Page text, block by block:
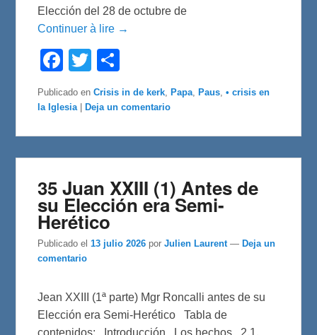
Elección del 28 de octubre de
Continuer à lire →
F
e
b
o
k
T
t
e
p
a
r
i
Publicado en Crisis in de kerk Papa Paus ,• crisis en
la Iglesia
Deja un comentario
35 Juan XXIII (1) Antes de
su Elección era Semi-
Herético
Publicado el 13 julio 2026 porJulien Laurent —Deja un
comentario
Jean XXIII (1ª parte) Mgr Roncalli antes de su
Elección era Semi-Herético Tabla de
contenidos: Introducción Los hechos 2.1.